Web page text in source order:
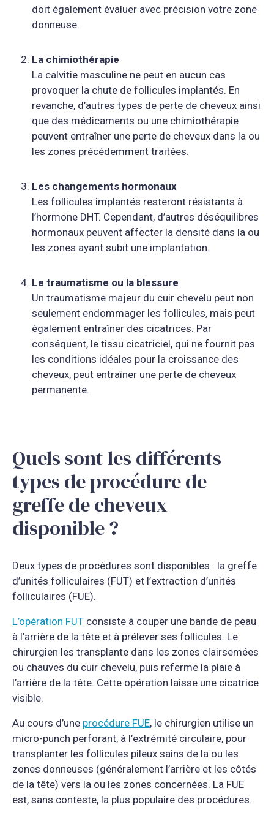
doit également évaluer avec précision votre zone
donneuse.
La chimiothérapie
La calvitie masculine ne peut en aucun cas
provoquer la chute de follicules implantés. En
revanche, d’autres types de perte de cheveux ainsi
que des médicaments ou une chimiothérapie
peuvent entraîner une perte de cheveux dans la ou
les zones précédemment traitées.
Les changements hormonaux
Les follicules implantés resteront résistants à
l’hormone DHT. Cependant, d’autres déséquilibres
hormonaux peuvent affecter la densité dans la ou
les zones ayant subit une implantation.
Le traumatisme ou la blessure
Un traumatisme majeur du cuir chevelu peut non
seulement endommager les follicules, mais peut
également entraîner des cicatrices. Par
conséquent, le tissu cicatriciel, qui ne fournit pas
les conditions idéales pour la croissance des
cheveux, peut entraîner une perte de cheveux
permanente.
Quels sont les différents
types de procédure de
greffe de cheveux
disponible ?
Deux types de procédures sont disponibles : la greffe
d’unités folliculaires (FUT) et l’extraction d’unités
folliculaires (FUE).
L’opération FUT consiste à couper une bande de peau
à l’arrière de la tête et à prélever ses follicules. Le
chirurgien les transplante dans les zones clairsemées
ou chauves du cuir chevelu, puis referme la plaie à
l’arrière de la tête. Cette opération laisse une cicatrice
visible.
Au cours d’une procédure FUE, le chirurgien utilise un
micro-punch perforant, à l’extrémité circulaire, pour
transplanter les follicules pileux sains de la ou les
zones donneuses (généralement l’arrière et les côtés
de la tête) vers la ou les zones concernées. La FUE
est, sans conteste, la plus populaire des procédures.